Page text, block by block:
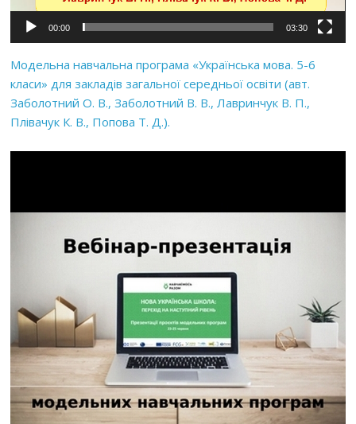
00:00 03:30
Модельна навчальна програма «Українська мова. 5-6
класи» для закладів загальної середньої освіти (авт.
Заболотний О. В., Заболотний В. В., Лавринчук В. П.,
Плівачук К. В., Попова Т. Д.).